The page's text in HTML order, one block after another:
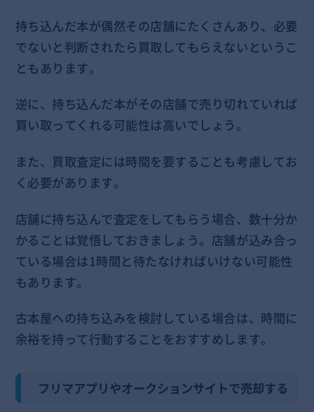
持ち込んだ本が偶然その店舗にたくさんあり、必要
でないと判断されたら買取してもらえないというこ
ともあります。
逆に、持ち込んだ本がその店舗で売り切れていれば
買い取ってくれる可能性は高いでしょう。
また、買取査定には時間を要することも考慮してお
く必要があります。
店舗に持ち込んで査定をしてもらう場合、数十分か
かることは覚悟しておきましょう。店舗が込み合っ
ている場合は1時間と待たなければいけない可能性
もあります。
古本屋への持ち込みを検討している場合は、時間に
余裕を持って行動することをおすすめします。
フリマアプリやオークションサイトで売却する